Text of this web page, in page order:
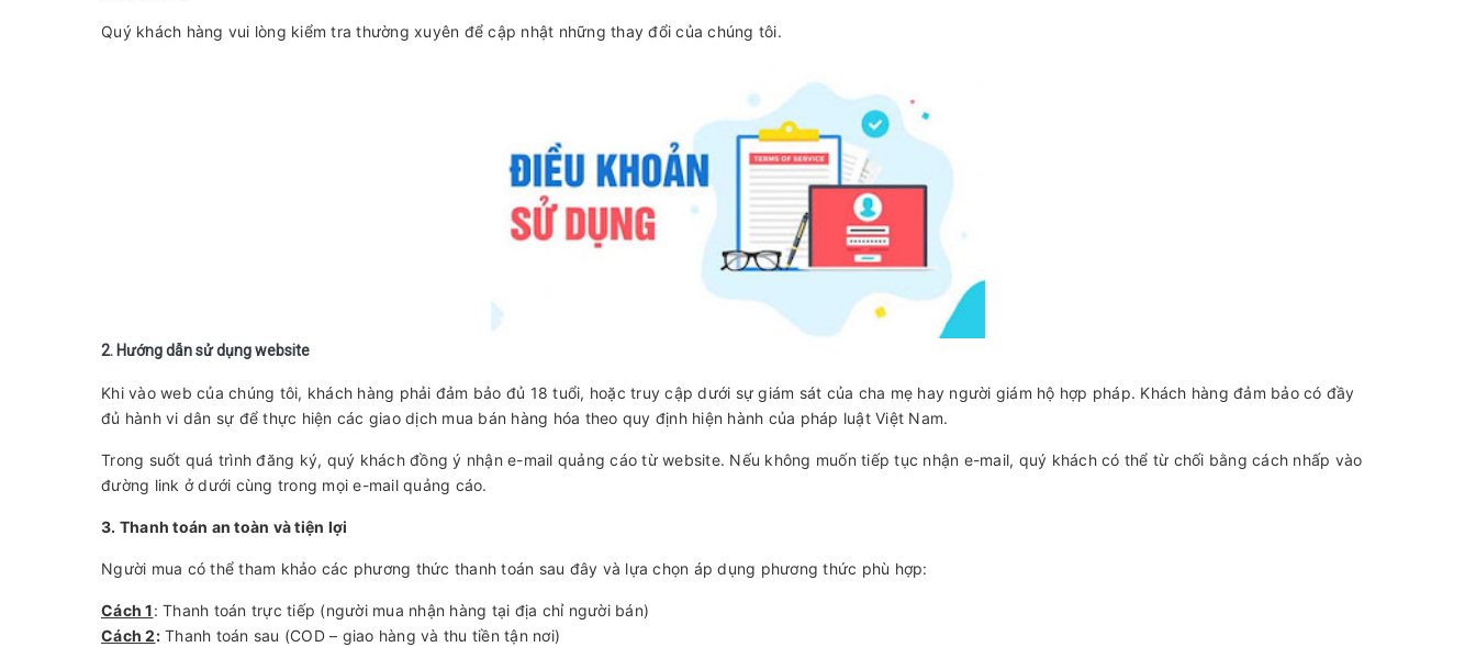
Quý khách hàng vui lòng kiểm tra thường xuyên để cập nhật những thay đổi của chúng tôi.
2. Hướng dẫn sử dụng website
Khi vào web của chúng tôi, khách hàng phải đảm bảo đủ 18 tuổi, hoặc truy cập dưới sự giám sát của cha mẹ hay người giám hộ hợp pháp. Khách hàng đảm bảo có đầy
đủ hành vi dân sự để thực hiện các giao dịch mua bán hàng hóa theo quy định hiện hành của pháp luật Việt Nam.
Trong suốt quá trình đăng ký, quý khách đồng ý nhận e-mail quảng cáo từ website. Nếu không muốn tiếp tục nhận e-mail, quý khách có thể từ chối bằng cách nhấp vào
đường link ở dưới cùng trong mọi e-mail quảng cáo.
3. Thanh toán an toàn và tiện lợi
Người mua có thể tham khảo các phương thức thanh toán sau đây và lựa chọn áp dụng phương thức phù hợp:
Cách 1: Thanh toán trực tiếp (người mua nhận hàng tại địa chỉ người bán)
Cách 2:Thanh toán sau (COD – giao hàng và thu tiền tận nơi)